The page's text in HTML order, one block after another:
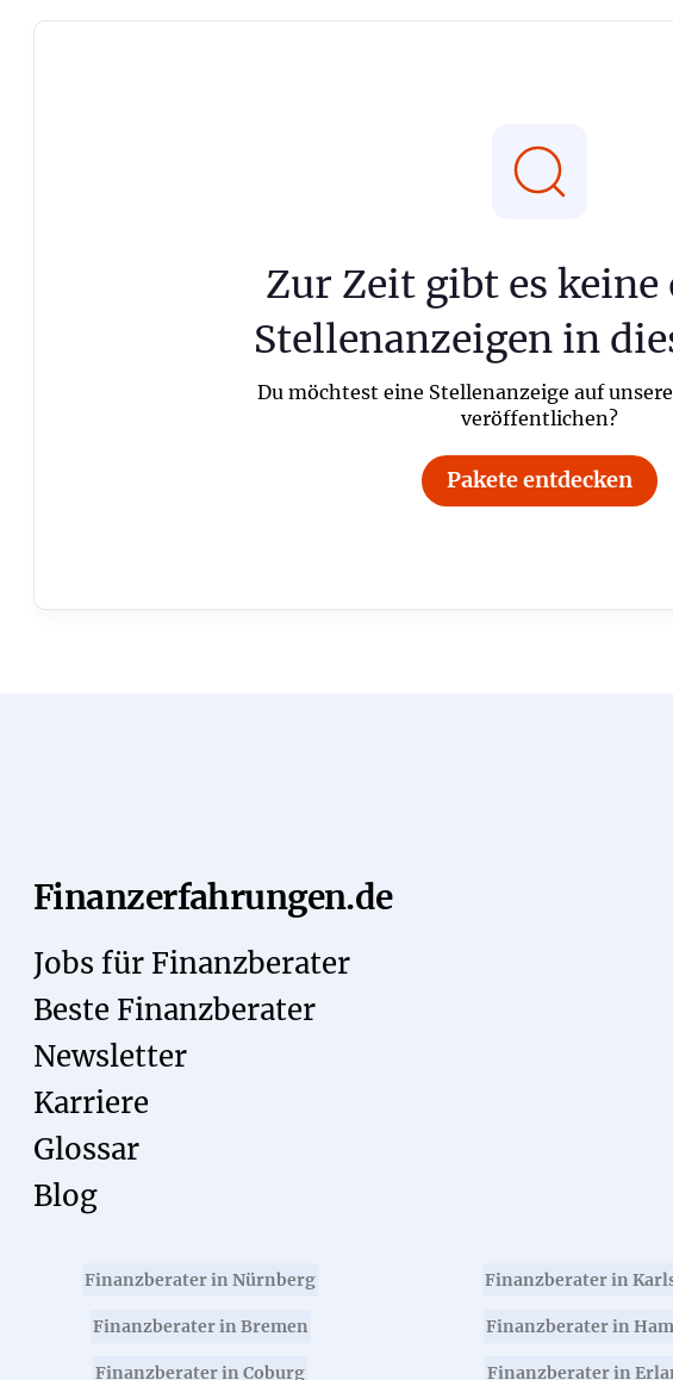
Zur Zeit gibt es keine
Stellenanzeigen in
Du möchtest eine Stellenanzeige auf
veröffentlichen?
Pakete entdecken
Finanzerfahrungen.de
Jobs für Finanzberater
Beste Finanzberater
Newsletter
Karriere
Glossar
Blog
Finanzberater in Nürnberg Finanzberater in
Finanzberater in Bremen Finanzberater in
Finanzberater in Coburg Finanzberater in